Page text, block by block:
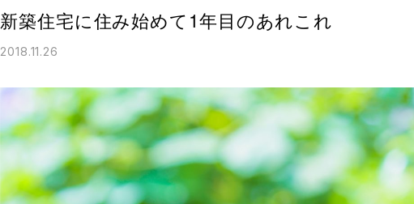
新築住宅に住み始めて1年目のあれこれ
2018.11.26